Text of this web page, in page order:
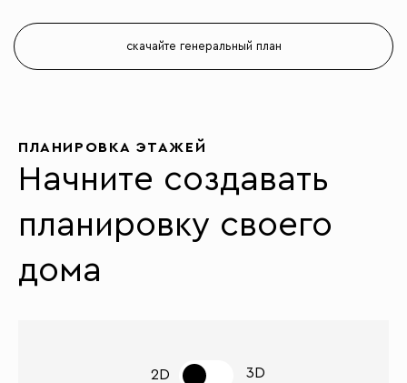
скачайте генеральный план
ПЛАНИРОВКА ЭТАЖЕЙ
Начните создавать
планировку своего
дома
2D 3D